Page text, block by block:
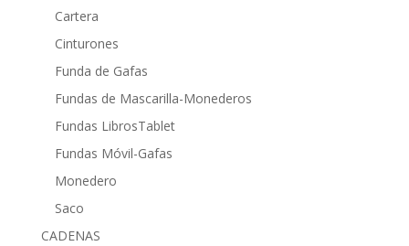
Cartera
Cinturones
Funda de Gafas
Fundas de Mascarilla-Monederos
Fundas LibrosTablet
Fundas Móvil-Gafas
Monedero
Saco
CADENAS